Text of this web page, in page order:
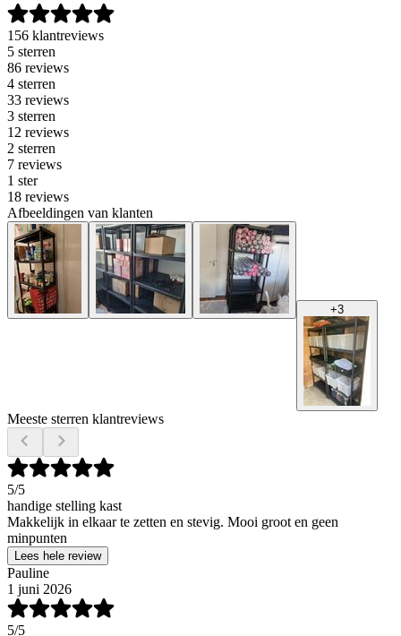
156 klantreviews
5 sterren
86 reviews
4 sterren
33 reviews
3 sterren
12 reviews
2 sterren
7 reviews
1 ster
18 reviews
Afbeeldingen van klanten
+3
Meeste sterren klantreviews
5/5
handige stelling kast
Makkelijk in elkaar te zetten en stevig. Mooi groot en geen
minpunten
Lees hele review
Pauline
1 juni 2026
5/5